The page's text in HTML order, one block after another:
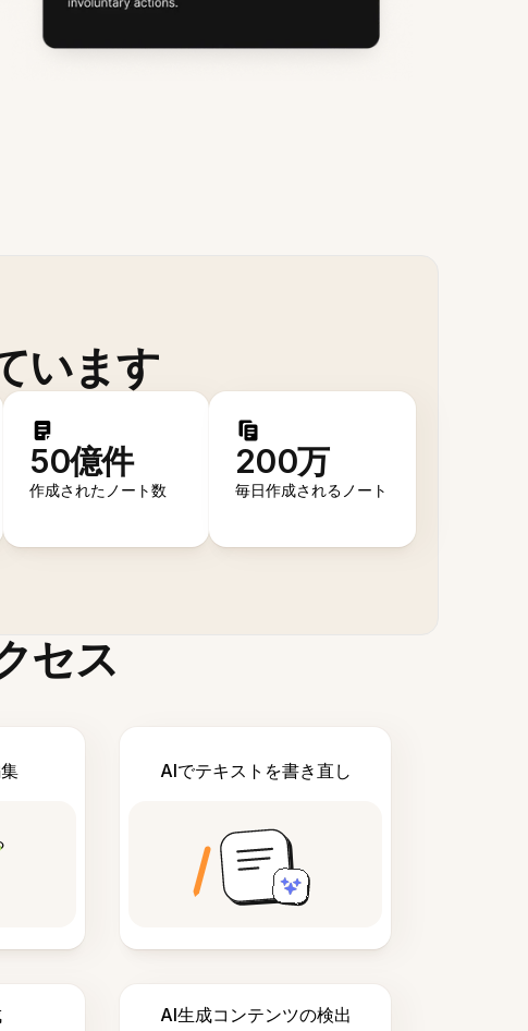
います
50億件
作成されたノート数
200万
毎日作成されるノート
セス
AIでテキストを書き直し
AI生成コンテンツの検出